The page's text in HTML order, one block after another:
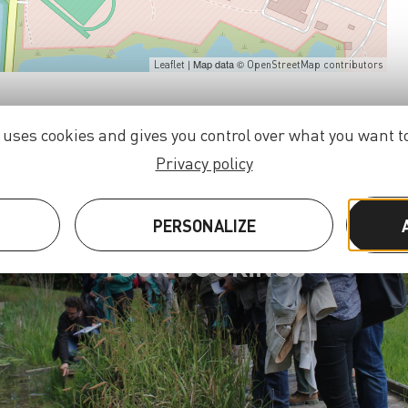
Leaflet | Map data © OpenStreetMap contributors
TOUR BOOKINGS
cookies and gives you control over what you want
Privacy policy
PERSONALIZE